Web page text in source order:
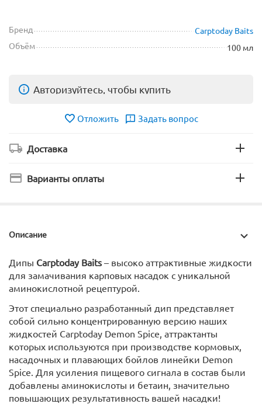
Бренд
Carptoday Baits
Объём
100 мл
Авторизуйтесь, чтобы купить
Отложить Задать вопрос
Доставка
Варианты оплаты
Описание
Дипы Carptoday Baits – высоко аттрактивные жидкости
для замачивания карповых насадок с уникальной
аминокислотной рецептурой.
Этот специально разработанный дип представляет
собой сильно концентрированную версию наших
жидкостей Carptoday Demon Spice, аттрактанты
которых используются при производстве кормовых,
насадочных и плавающих бойлов линейки Demon
Spice. Для усиления пищевого сигнала в состав были
добавлены аминокислоты и бетаин, значительно
повышающих результативность вашей насадки!